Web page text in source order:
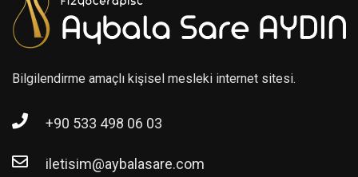
Bilgilendirme amaçlı kişisel mesleki internet sitesi.
+90 533 498 06 03
iletisim@aybalasare.com